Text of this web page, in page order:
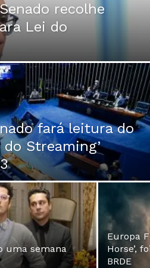
recolhe
Lei do
fará leitura do
Streaming’
uma semana
Europa
Horse’,
BRDE